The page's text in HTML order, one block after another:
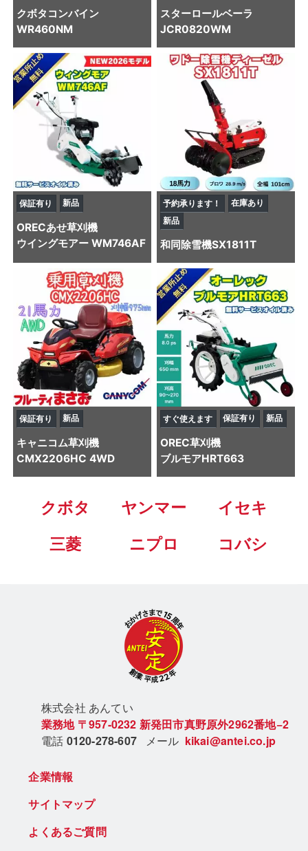
クボタ コンバイン
WR460NM
スターロールベーラ
JCR0820WM
保証有り 新品
ORECあせ草刈機
ウイングモアー WM746AF
予約承ります！
在庫あり
新品
和同除雪機SX1811T
保証有り 新品
キャニコム草刈機
CMX2206HC 4WD
すぐ使えます 保証有り 新品
OREC草刈機
ブルモアHRT663
クボタ ヤンマー
イセキ
三菱
ニプロ コバシ
株式会社 あんてい
業務地 〒957-0232 新発田市真野原外2962番地−2
電話 0120-278-607 メール kikai@antei.co.jp
企業情報
サイトマップ
よくあるご質問